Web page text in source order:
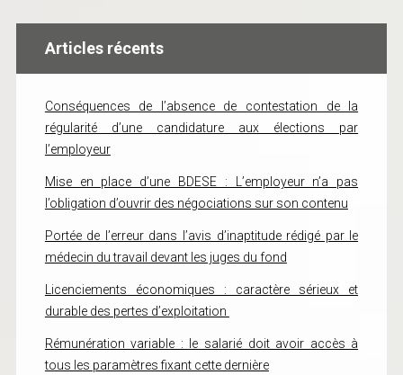
Articles récents
Conséquences de l’absence de contestation de la
régularité d’une candidature aux élections par
l’employeur
Mise en place d’une BDESE : L’employeur n’a pas
l’obligation d’ouvrir des négociations sur son contenu
Portée de l’erreur dans l’avis d’inaptitude rédigé par le
médecin du travail devant les juges du fond
Licenciements économiques : caractère sérieux et
durable des pertes d’exploitation
Rémunération variable : le salarié doit avoir accès à
tous les paramètres fixant cette dernière